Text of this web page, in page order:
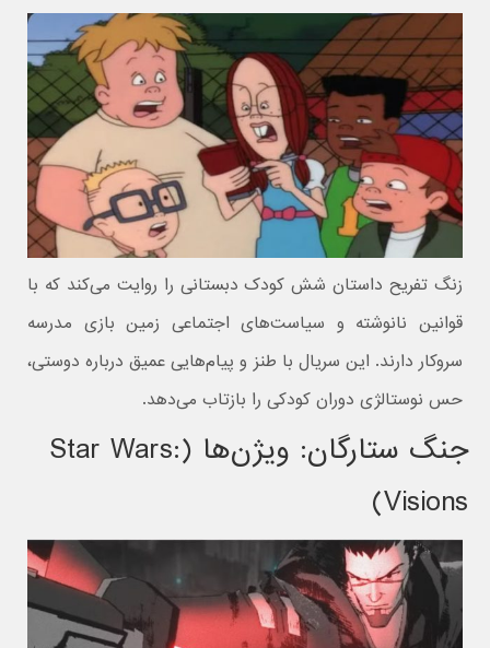
زنگ تفریح داستان شش کودک دبستانی را روایت می‌کند که با
قوانین نانوشته و سیاست‌های اجتماعی زمین بازی مدرسه
سروکار دارند. این سریال با طنز و پیام‌هایی عمیق درباره دوستی،
حس نوستالژی دوران کودکی را بازتاب می‌دهد.
جنگ ستارگان: ویژن‌ها (Star Wars:
Visions)